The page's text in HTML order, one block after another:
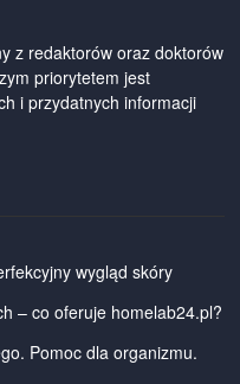
z redaktorów oraz doktorów
priorytetem jest
i przydatnych informacji
wygląd skóry
– co oferuje homelab24.pl?
Pomoc dla organizmu.